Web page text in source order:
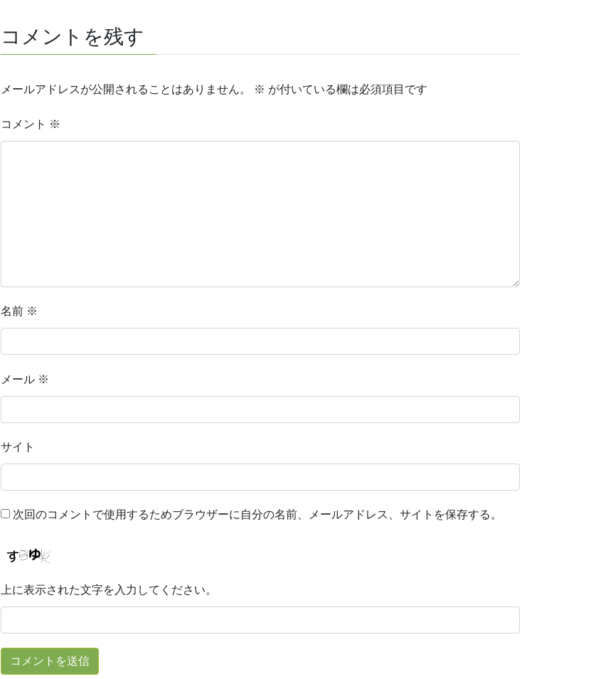
コメントを残す
メールアドレスが公開されることはありません。 ※ が付いている欄は必須項目です
コメント ※
名前 ※
メール ※
サイト
次回のコメントで使用するためブラウザーに自分の名前、メールアドレス、サイトを保存する。
上に表示された文字を入力してください。